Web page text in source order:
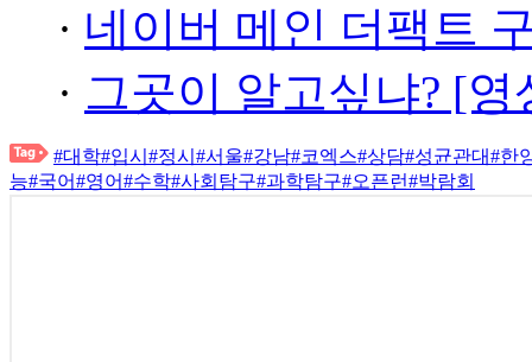
· 네이버 메인 더팩트
· 그곳이 알고싶냐? [
#대학#입시 #정시 #서울#강남#코엑스#상담#성균관대#한
능#국어#영어#수학#사회탐구#과학탐구#오픈런#박람회